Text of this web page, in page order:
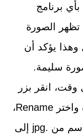
افتح الصورة الجديدة output.jpg بأي برنامج
الصورة
يؤكد أن
سليمة.
انقر بزر
الماوس الأيمن على هذه الصورة واختر Rename،
وغيّر امتداداها الذي يظهر يعد الاسم من .jpg إلى